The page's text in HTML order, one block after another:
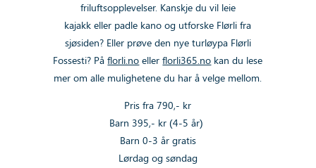
friluftsopplevelser. Kanskje du vil leie
kajakk eller padle kanoog utforske Flørli fra
sjøsiden? Eller prøve den nye turløypa Flørli
Fossesti? Påflorli.no ellerflorli365.no kan du lese
mer om alle mulighetene du har å velge mellom.
Pris fra 790,- kr
Barn 395,- kr (4-5 år)
Barn 0-3 år gratis
Lørdag og søndag